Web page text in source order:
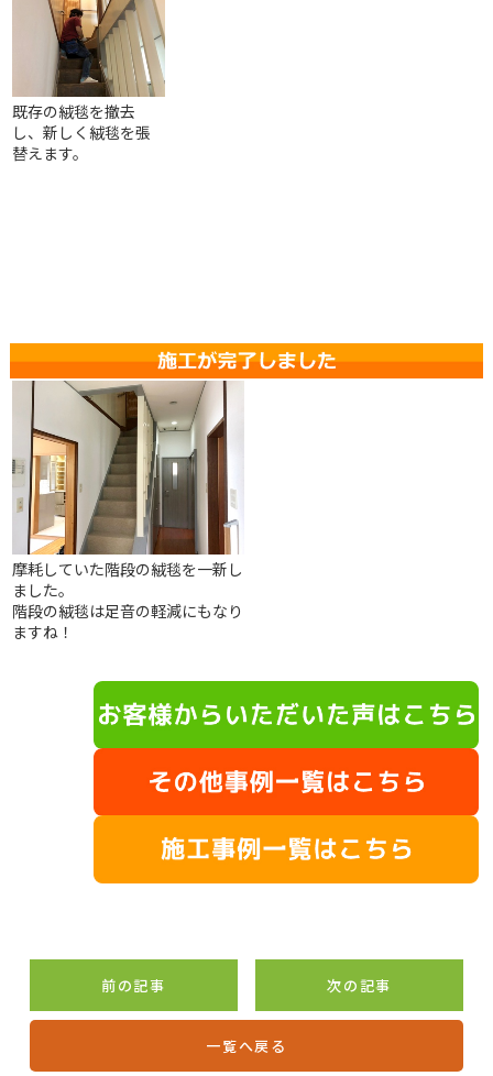
既存の絨毯を撤去
し、新しく絨毯を張
替えます。
摩耗していた階段の絨毯を一新し
ました。
階段の絨毯は足音の軽減にもなり
ますね！
前の記事 次の記事
一覧へ戻る